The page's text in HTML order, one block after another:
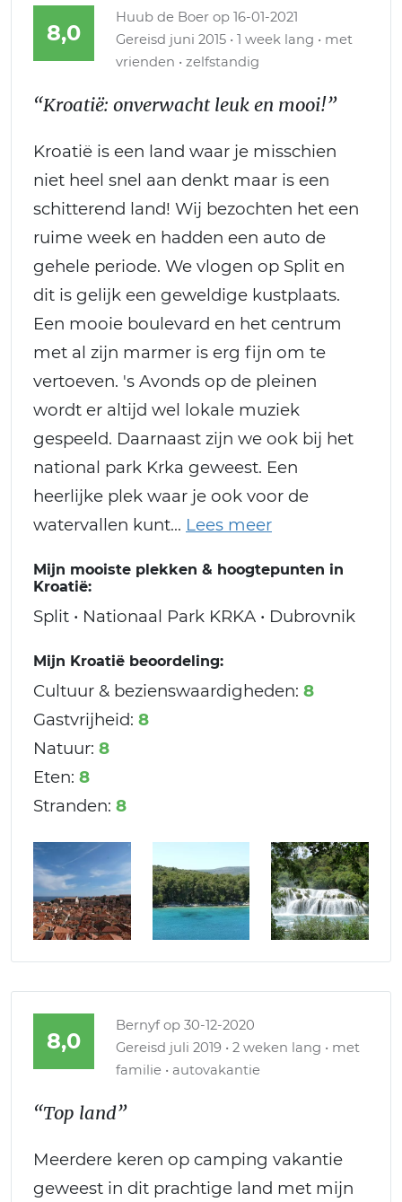
8,0
Huub de Boer op 16-01-2021
Gereisd juni 2015 • 1 week lang • met
vrienden • zelfstandig
“Kroatië: onverwacht leuk en mooi!”
Kroatië is een land waar je misschien
niet heel snel aan denkt maar is een
schitterend land! Wij bezochten het een
ruime week en hadden een auto de
gehele periode. We vlogen op Split en
dit is gelijk een geweldige kustplaats.
Een mooie boulevard en het centrum
met al zijn marmer is erg fijn om te
vertoeven. 's Avonds op de pleinen
wordt er altijd wel lokale muziek
gespeeld. Daarnaast zijn we ook bij het
national park Krka geweest. Een
heerlijke plek waar je ook voor de
watervallen kunt
Mijn mooiste plekken & hoogtepunten in
Kroatië:
Split • Nationaal Park KRKA • Dubrovnik
Mijn Kroatië beoordeling:
Cultuur & bezienswaardigheden: 8
Gastvrijheid: 8
Natuur: 8
Eten: 8
Stranden: 8
8,0
Bernyfop 30-12-2020
Gereisd juli 2019 • 2 weken lang • met
familie • autovakantie
“Top land”
Meerdere keren op camping vakantie
geweest in dit prachtige land met mijn